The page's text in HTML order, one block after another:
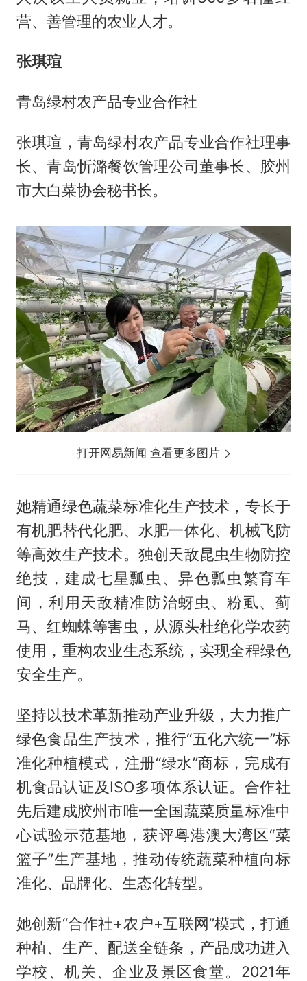
营、善管理的农业人才。
张琪瑄
青岛绿村农产品专业合作社
张琪瑄，青岛绿村农产品专业合作社理事
长、青岛忻潞餐饮管理公司董事长、胶州
市大白菜协会秘书长。
打开网易新闻 查看更多图片
她精通绿色蔬菜标准化生产技术，专长于
有机肥替代化肥、水肥一体化、机械飞防
等高效生产技术。独创天敌昆虫生物防控
绝技，建成七星瓢虫、异色瓢虫繁育车
间，利用天敌精准防治蚜虫、粉虱、蓟
马、红蜘蛛等害虫，从源头杜绝化学农药
使用，重构农业生态系统，实现全程绿色
安全生产。
坚持以技术革新推动产业升级，大力推广
绿色食品生产技术，推行“五化六统一”标
准化种植模式，注册“绿水”商标，完成有
机食品认证及ISO多项体系认证。合作社
先后建成胶州市唯一全国蔬菜质量标准中
心试验示范基地，获评粤港澳大湾区“菜
篮子”生产基地，推动传统蔬菜种植向标
准化、品牌化、生态化转型。
她创新“合作社+农户+互联网”模式，打通
种植、生产、配送全链条，产品成功进入
学校、机关、企业及景区食堂。2021年